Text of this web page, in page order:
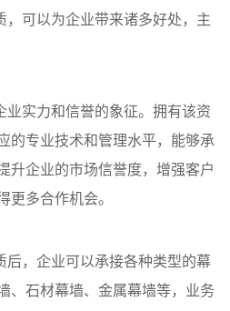
，可以为企业带来诸多好处，主
业实力和信誉的象征。拥有该资
的专业技术和管理水平，能够承
升企业的市场信誉度，增强客户
更多合作机会。
后，企业可以承接各种类型的幕
、石材幕墙、金属幕墙等，业务